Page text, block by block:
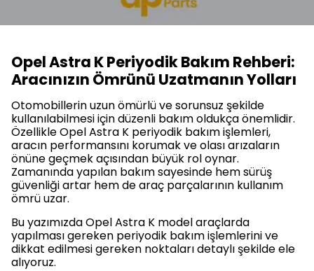
Opel Astra K Periyodik Bakım Rehberi:
Aracınızın Ömrünü Uzatmanın Yolları
Otomobillerin uzun ömürlü ve sorunsuz şekilde
kullanılabilmesi için düzenli bakım oldukça önemlidir.
Özellikle Opel Astra K periyodik bakım işlemleri,
aracın performansını korumak ve olası arızaların
önüne geçmek açısından büyük rol oynar.
Zamanında yapılan bakım sayesinde hem sürüş
güvenliği artar hem de araç parçalarının kullanım
ömrü uzar.
Bu yazımızda Opel Astra K model araçlarda
yapılması gereken periyodik bakım işlemlerini ve
dikkat edilmesi gereken noktaları detaylı şekilde ele
alıyoruz.